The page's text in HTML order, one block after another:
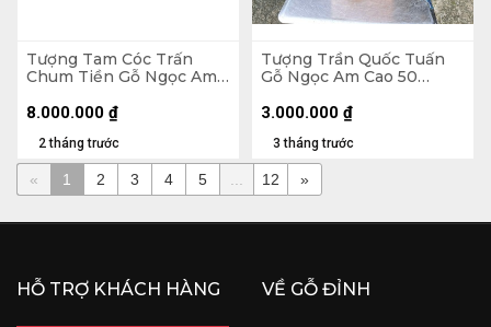
Tượng Tam Cóc Trấn
Chum Tiền Gỗ Ngọc Am
(cm)
2 tháng trước
8.000.000 ₫
Tượng Trần Quốc Tuấn
Gỗ Ngọc Am Cao 50
3 tháng trước
3.000.000 ₫
« 1 2 3 4 5 12 »
HỖ TRỢ KHÁCH HÀNG VỀ GỖ ĐỈNH